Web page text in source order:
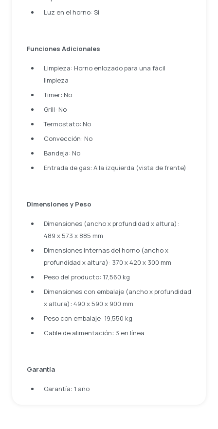
Luz en el horno: Sí
Funciones Adicionales
Limpieza: Horno enlozado para una fácil
limpieza
Timer: No
Grill: No
Termostato: No
Convección: No
Bandeja: No
Entrada de gas: A la izquierda (vista de frente)
Dimensiones y Peso
Dimensiones (ancho x profundidad x altura):
489 x 573 x 885 mm
Dimensiones internas del horno (ancho x
profundidad x altura): 370 x 420 x 300 mm
Peso del producto: 17,560 kg
Dimensiones con embalaje (ancho x profundidad
x altura): 490 x 590 x 900 mm
Peso con embalaje: 19,550 kg
Cable de alimentación: 3 en línea
Garantía
Garantía: 1 año